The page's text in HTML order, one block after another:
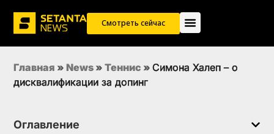
Смотреть сейчас
Главная » News » Теннис » Симона Халеп – о
дисквалификации за допинг
Оглавление